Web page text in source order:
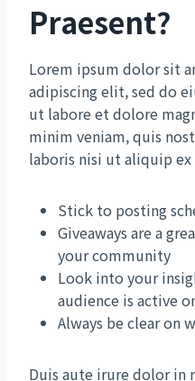
Praesent?
Lorem ipsum dolor sit
adipiscing elit, sed do
ut labore et dolore
minim veniam, quis
laboris nisi ut aliquip
Stick to posting
Giveaways are a
your community
Look into your
audience is active
Always be clear on
Duis aute irure dolor